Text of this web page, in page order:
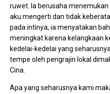
ruwet. Ia berusaha
aku mengerti dan tidak
pada intinya, ia menyatakan
meningkat karena kelangkaan
kedelai-kedelai yang
tempe oleh pengrajin lokal
Cina.
Apa yang seharusnya kami